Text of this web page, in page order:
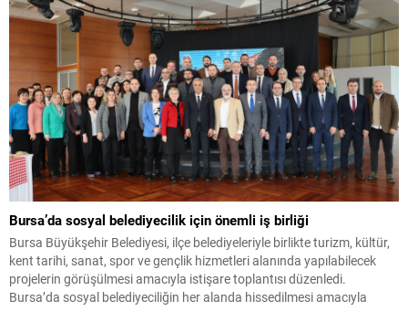
Bursa’da sosyal belediyecilik için önemli iş birliği
Bursa Büyükşehir Belediyesi, ilçe belediyeleriyle birlikte turizm, kültür,
kent tarihi, sanat, spor ve gençlik hizmetleri alanında yapılabilecek
projelerin görüşülmesi amacıyla istişare toplantısı düzenledi.
Bursa’da sosyal belediyeciliğin her alanda hissedilmesi amacıyla